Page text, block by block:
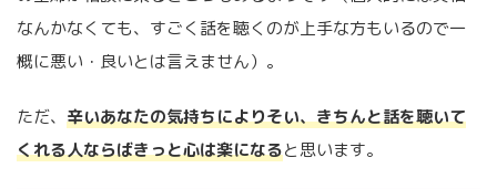
なんかなくても、すごく話を聴くのが上手な方もいるので一
概に悪い・良いとは言えません）。
ただ、 辛いあなたの気持ちによりそい、きちんと話を聴いて
くれる人ならばきっと心は楽になると思います。